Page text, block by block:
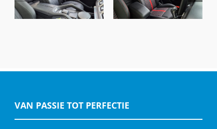
Zwart A4797
leather® Zwart
VAN PASSIE TOT PERFECTIE